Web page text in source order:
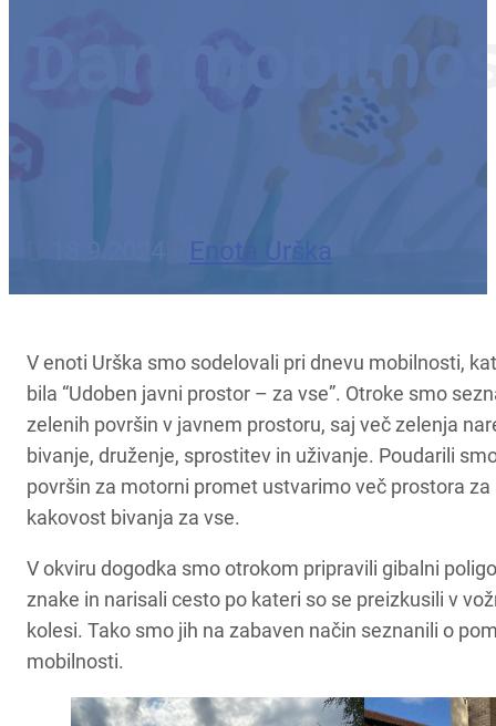
Dan
18.9.2024
V enoti Urška smo sodelovali pri dnevu mobilnosti,
bila “Udoben javni prostor – za vse”. Otroke smo
zelenih površin v javnem prostoru, saj več zelenja
bivanje, druženje, sprostitev in uživanje. Poudarili
površin za motorni promet ustvarimo več prostora za
kakovost bivanja za vse.
V okviru dogodka smo otrokom pripravili gibalni
znake in narisali cesto po kateri so se preizkusili v
kolesi. Tako smo jih na zabaven način seznanili o
mobilnosti.